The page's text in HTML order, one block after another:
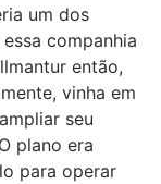
um dos
companhia
então,
vinha em
seu
plano era
para operar